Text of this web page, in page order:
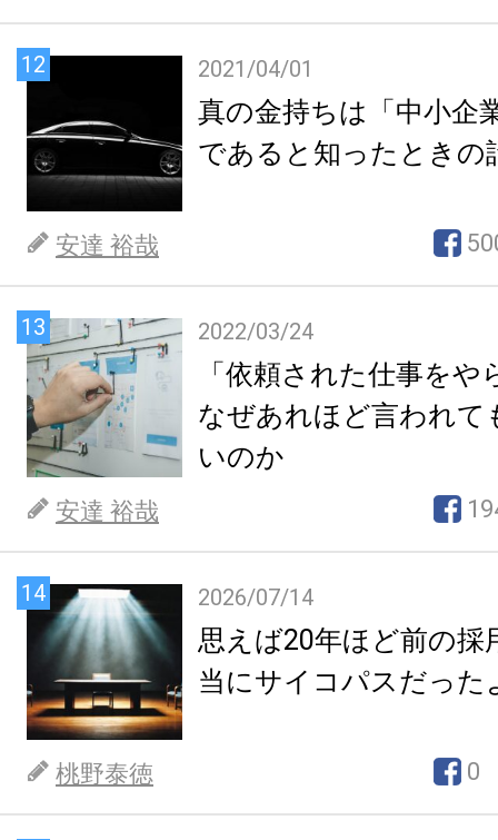
12 2021/04/01
真の金持ちは「中小企
であると知ったときの
安達 裕哉
13 2022/03/24
「依頼された仕事を
なぜあれほど言われて
いのか
安達 裕哉
14 2026/07/14
思えば20年ほど前の採
当にサイコパスだった
桃野泰徳 0